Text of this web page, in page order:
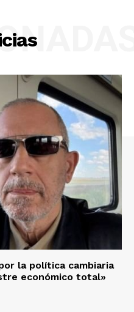
la política cambiaria
económico total»